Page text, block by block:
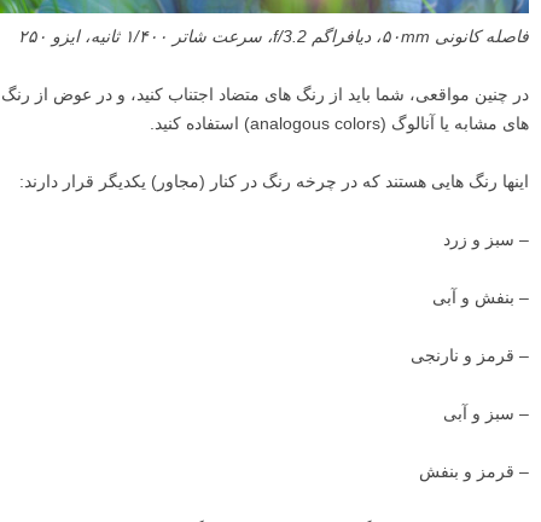
فاصله کانونی ۵۰mm، دیافراگم f/3.2، سرعت شاتر ۱/۴۰۰ ثانیه، ایزو ۲۵۰
در چنین مواقعی، شما باید از رنگ های متضاد اجتناب کنید، و در عوض از رنگ
های مشابه یا آنالوگ (analogous colors) استفاده کنید.
اینها رنگ هایی هستند که در چرخه رنگ در کنار (مجاور) یکدیگر قرار دارند:
– سبز و زرد
– بنفش و آبی
– قرمز و نارنجی
– سبز و آبی
– قرمز و بنفش